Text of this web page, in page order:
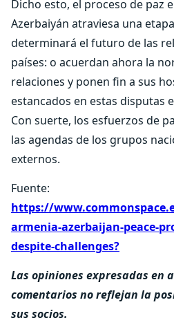
Dicho esto, el proceso de paz
Azerbaiyán atraviesa una
determinará el futuro de las
países: o acuerdan ahora la
relaciones y ponen fin a sus
estancados en estas disputas
Con suerte, los esfuerzos de
las agendas de los grupos
externos.
Fuente:
https://
armenia-azerbaijan-peace-
despite-challenges?
Las opiniones expresadas en
comentarios no reflejan la
sus socios.